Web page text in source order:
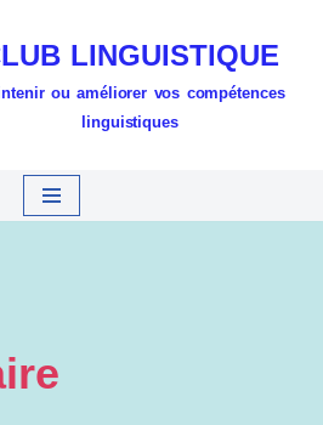
LINGUISTIQUE
ou améliorer vos compétences
linguistiques